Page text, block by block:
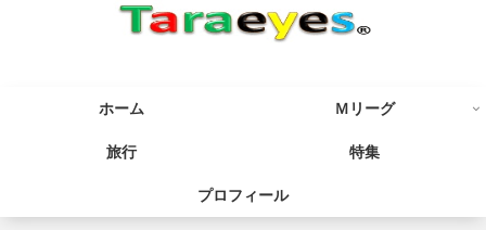
ホーム Ｍリーグ
旅行 特集
プロフィール